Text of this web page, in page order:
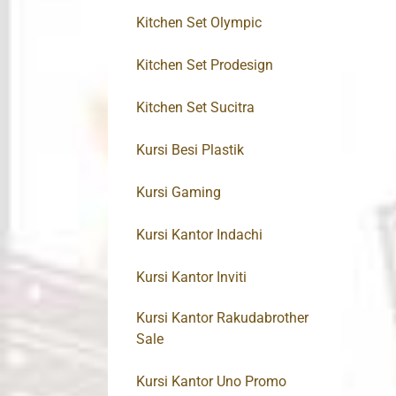
Kitchen Set Olympic
Kitchen Set Prodesign
Kitchen Set Sucitra
Kursi Besi Plastik
Kursi Gaming
Kursi Kantor Indachi
Kursi Kantor Inviti
Kursi Kantor Rakudabrother
Sale
Kursi Kantor Uno Promo